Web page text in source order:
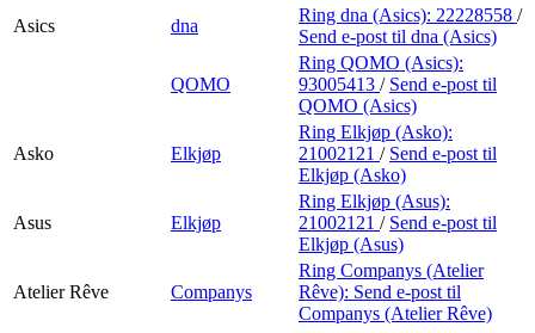
Asics
dna
Ring dna (Asics): 22228558 /
Send e-post til dna (Asics)
QOMO
Ring QOMO (Asics):
93005413 / Send e-post til
QOMO (Asics)
Asko Elkjøp
Ring Elkjøp (Asko):
21002121 / Send e-post til
Elkjøp (Asko)
Asus Elkjøp
Ring Elkjøp (Asus):
21002121 / Send e-post til
Elkjøp (Asus)
Atelier Rêve Companys
Ring Companys (Atelier
Rêve): Send e-post til
Companys (Atelier Rêve)